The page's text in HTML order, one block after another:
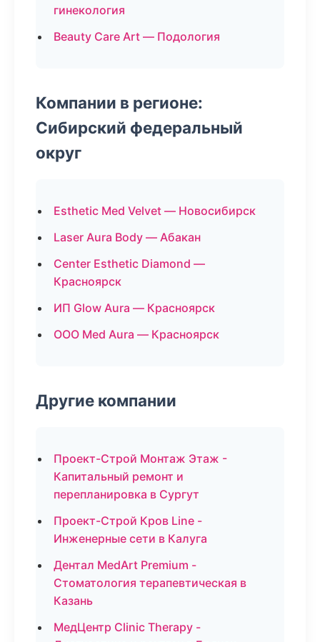
гинекология
Beauty Care Art — Подология
Компании в регионе:
Сибирский федеральный
округ
Esthetic Med Velvet — Новосибирск
Laser Aura Body — Абакан
Center Esthetic Diamond —
Красноярск
ИП Glow Aura — Красноярск
ООО Med Aura — Красноярск
Другие компании
Проект-Строй Монтаж Этаж -
Капитальный ремонт и
перепланировка в Сургут
Проект-Строй Кров Line -
Инженерные сети в Калуга
Дентал MedArt Premium -
Стоматология терапевтическая в
Казань
МедЦентр Clinic Therapy -